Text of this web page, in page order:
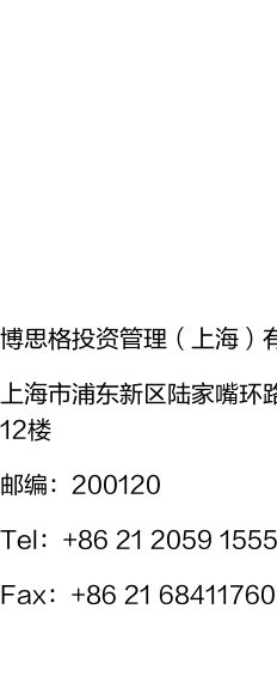
博思格投资管理（上海）
上海市浦东新区陆家嘴环
12楼
邮编：200120
Tel ：+86 21 2059 1555
Fax：+86 21 68411760